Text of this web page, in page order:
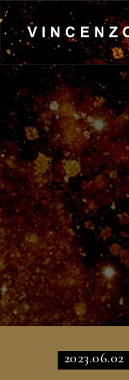
ミ
ジ
カ
ル
「ヴ
ィ
ン
チ
ェ
ン
ツ
ォ」
公
式
2023.06.02